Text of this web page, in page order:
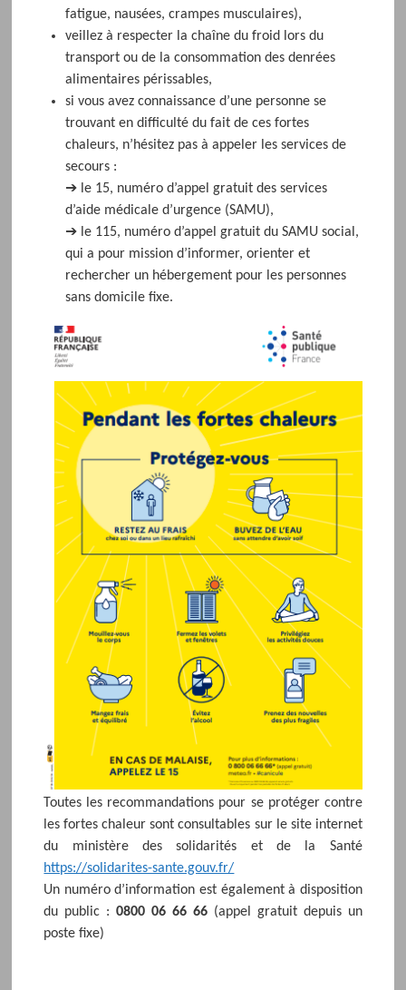
fatigue, nausées, crampes musculaires),
veillez à respecter la chaîne du froid lors du
transport ou de la consommation des denrées
alimentaires périssables,
si vous avez connaissance d’une personne se
trouvant en difficulté du fait de ces fortes
chaleurs, n’hésitez pas à appeler les services de
secours :
➔ le 15, numéro d’appel gratuit des services
d’aide médicale d’urgence (SAMU),
➔ le 115, numéro d’appel gratuit du SAMU social,
qui a pour mission d’informer, orienter et
rechercher un hébergement pour les personnes
sans domicile fixe.
Toutes les recommandations pour se protéger contre
les fortes chaleur sont consultables sur le site internet
du ministère des solidarités et de la Santé
https://solidarites-sante.gouv.fr/
Un numéro d’information est également à disposition
du public :0800 06 66 66(appel gratuit depuis un
poste fixe)